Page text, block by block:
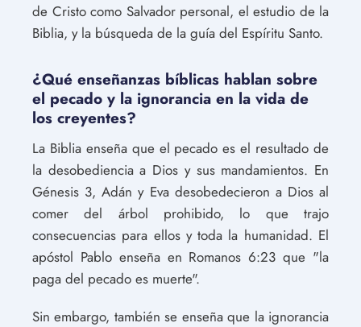
de Cristo como Salvador personal, el estudio de la
Biblia, y la búsqueda de la guía del Espíritu Santo.
¿Qué enseñanzas bíblicas hablan sobre
el pecado y la ignorancia en la vida de
los creyentes?
La Biblia enseña que el pecado es el resultado de
la desobediencia a Dios y sus mandamientos. En
Génesis 3, Adán y Eva desobedecieron a Dios al
comer del árbol prohibido, lo que trajo
consecuencias para ellos y toda la humanidad. El
apóstol Pablo enseña en Romanos 6:23 que "la
paga del pecado es muerte".
Sin embargo, también se enseña que la ignorancia